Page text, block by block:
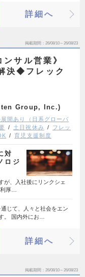
詳細へ
掲載期間 26/08/10～26/08/23
ンサル営業》
決◆フレック
Group, Inc.)
展開あり（日系グローバ
土日祝休み
フレッ
育児支援制度
対
ロジ
が、入社後にリンクシェ
厚…
じて、人々と社会をエン
。 国内外にお…
詳細へ
掲載期間 26/08/10～26/08/23